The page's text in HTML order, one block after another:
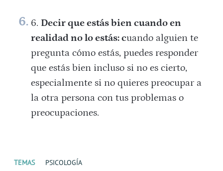
Decir que estás bien cuando en
realidad no lo estás: cuando alguien te
pregunta cómo estás, puedes responder
que estás bien incluso si no es cierto,
especialmente si no quieres preocupar a
la otra persona con tus problemas o
preocupaciones.
TEMAS PSICOLOGÍA